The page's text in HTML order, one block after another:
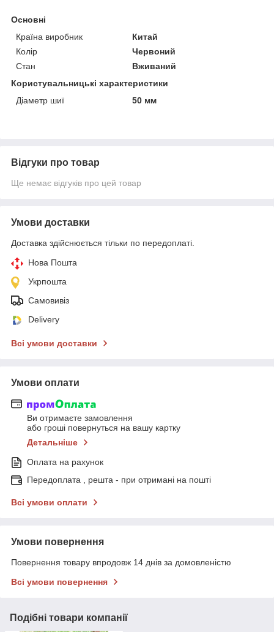
Основні
Країна виробник
Китай
Колір
Червоний
Стан
Вживаний
Користувальницькі характеристики
Діаметр шиї
50 мм
Відгуки про товар
Ще немає відгуків про цей товар
Умови доставки
Доставка здійснюється тільки по передоплаті.
Нова Пошта
Укрпошта
Самовивіз
Delivery
Всі умови доставки
Умови оплати
Ви отримаєте замовлення
або гроші повернуться на вашу картку
Детальніше
Оплата на рахунок
Передоплата , решта - при отримані на пошті
Всі умови оплати
Умови повернення
Повернення товару впродовж 14 днів за домовленістю
Всі умови повернення
Подібні товари компанії